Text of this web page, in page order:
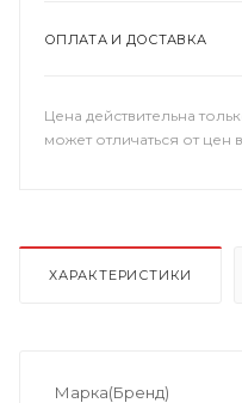
ОПЛАТА И ДОСТАВКА
Цена действительна
может отличаться от цен
ХАРАКТЕРИСТИКИ
Марка(Бренд)